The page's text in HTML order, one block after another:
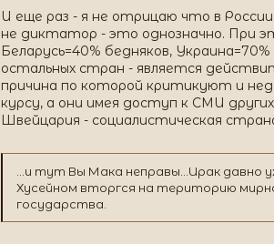
И еще раз - я не отрицаю что в
не диктатор - это однозначно. При
Беларусь=40% бедняков,
остальных стран - является
причина по которой критикуют и
курсу, а они имея доступ к СМИ
Швейцария - социалистическая
...и тут Вы Мака неправы...Ирак давно
Хусейном вторгся на територию
государства.